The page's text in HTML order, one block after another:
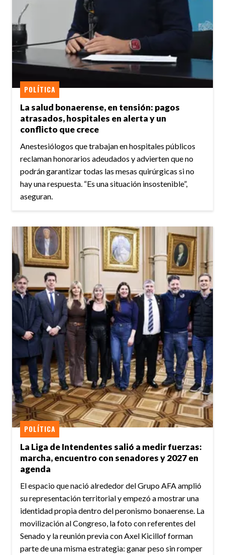
La salud bonaerense, en tensión: pagos
atrasados, hospitales en alerta y un
conflicto que crece
POLÍTICA
Anestesiólogos que trabajan en hospitales públicos
reclaman honorarios adeudados y advierten que no
podrán garantizar todas las mesas quirúrgicas si no
hay una respuesta. “Es una situación insostenible”,
aseguran.
La Liga de Intendentes salió a medir fuerzas:
marcha, encuentro con senadores y 2027 en
agenda
POLÍTICA
El espacio que nació alrededor del Grupo AFA amplió
su representación territorial y empezó a mostrar una
identidad propia dentro del peronismo bonaerense. La
movilización al Congreso, la foto con referentes del
Senado y la reunión previa con Axel Kicillof forman
parte de una misma estrategia: ganar peso sin romper